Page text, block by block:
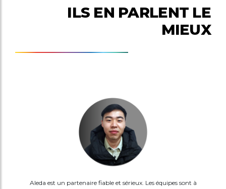
ILS EN PARLENT LE
MIEUX
Aleda est un partenaire fiable et sérieux. Les équipes sont à